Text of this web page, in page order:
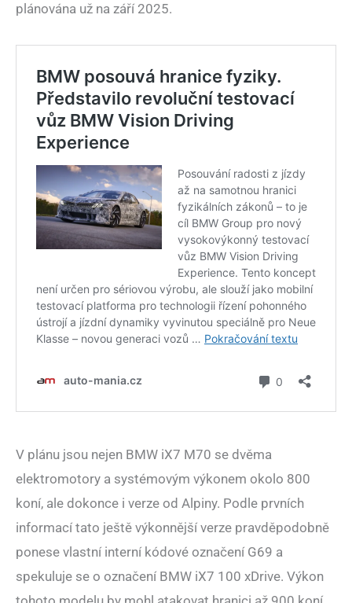
plánována už na září 2025.
V plánu jsou nejen BMW iX7 M70 se dvěma
elektromotory a systémovým výkonem okolo 800
koní, ale dokonce i verze od Alpiny. Podle prvních
informací tato ještě výkonnější verze pravděpodobně
ponese vlastní interní kódové označení G69 a
spekuluje se o označení BMW iX7 100 xDrive. Výkon